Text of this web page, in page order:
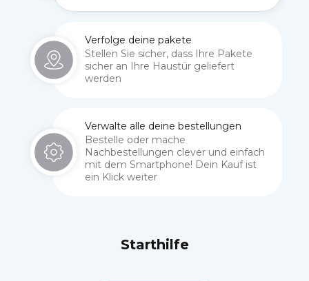
Verfolge deine pakete
Stellen Sie sicher, dass Ihre Pakete
sicher an Ihre Haustür geliefert
werden
Verwalte alle deine bestellungen
Bestelle oder mache
Nachbestellungen clever und einfach
mit dem Smartphone! Dein Kauf ist
ein Klick weiter
Starthilfe